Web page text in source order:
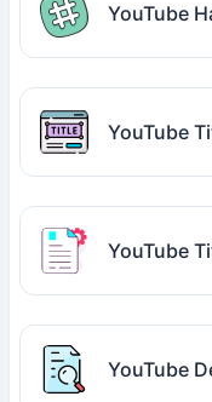
YouTube
YouTube
YouTube
YouTube